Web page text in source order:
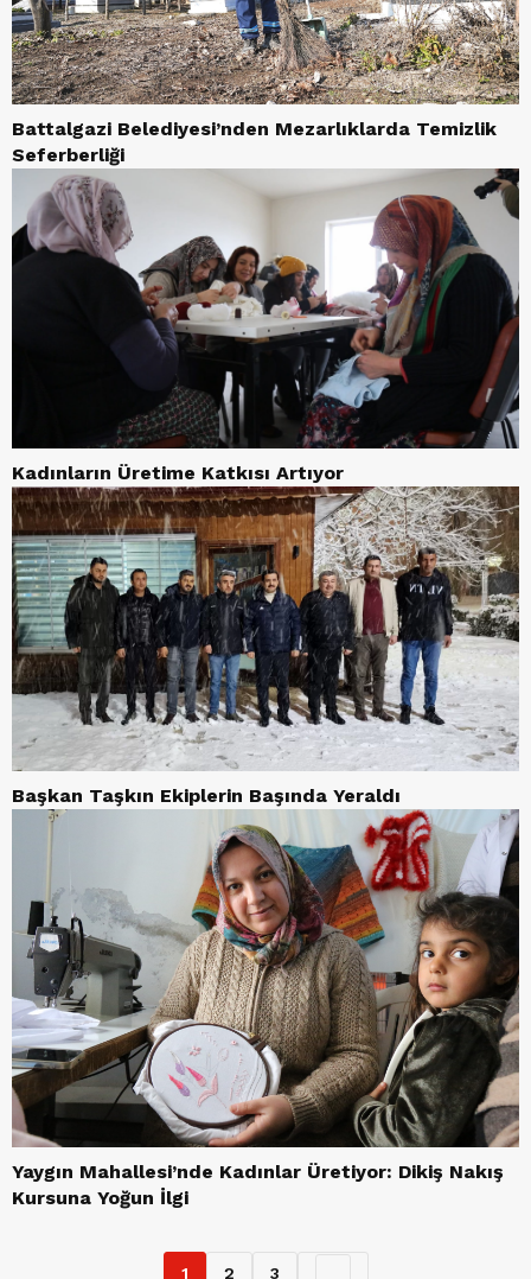
Battalgazi Belediyesi’nden Mezarlıklarda Temizlik
Seferberliği
Kadınların Üretime Katkısı Artıyor
Başkan Taşkın Ekiplerin Başında Yeraldı
Yaygın Mahallesi’nde Kadınlar Üretiyor: Dikiş Nakış
Kursuna Yoğun İlgi
1 2 3